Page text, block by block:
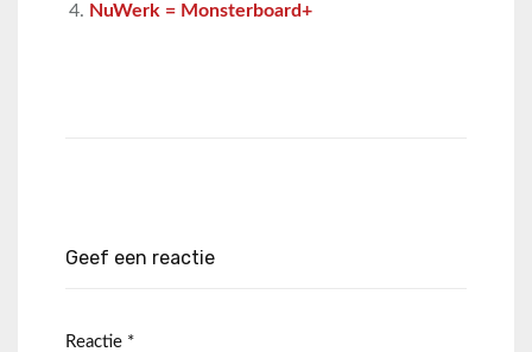
NuWerk = Monsterboard+
Geef een reactie
Reactie *